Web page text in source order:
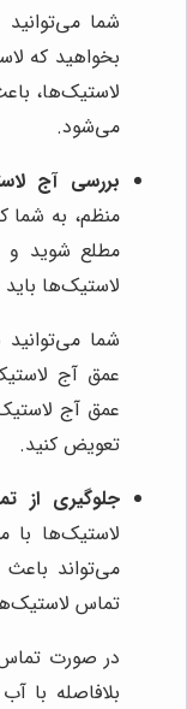
شما می‌توانید
بخواهید که
لاستیک‌ها،
می‌شود.
بررسی آج
منظم، به
مطلع شوید و
لاستیک‌ها باید حداقل 1.6
شما
عمق آج
تعویض کنید.
جلوگیری از
لاستیک‌ها با
می‌تواند
تماس
در صورت تماس
بلافاصله با